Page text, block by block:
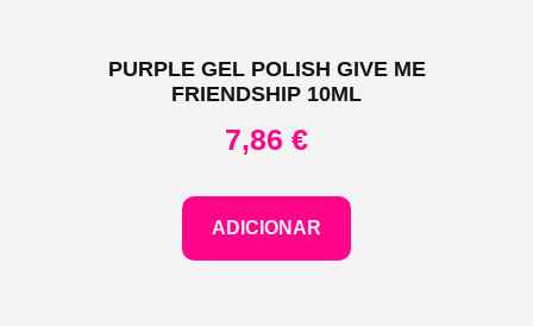
PURPLE GEL POLISH GIVE ME
FRIENDSHIP 10ML
7,86 €
ADICIONAR